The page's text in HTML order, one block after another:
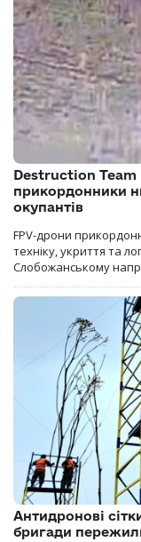
Destruction Team
прикордонники
окупантів
FPV-дрони
техніку, укриття та
Слобожанському
Антидронові
бригади